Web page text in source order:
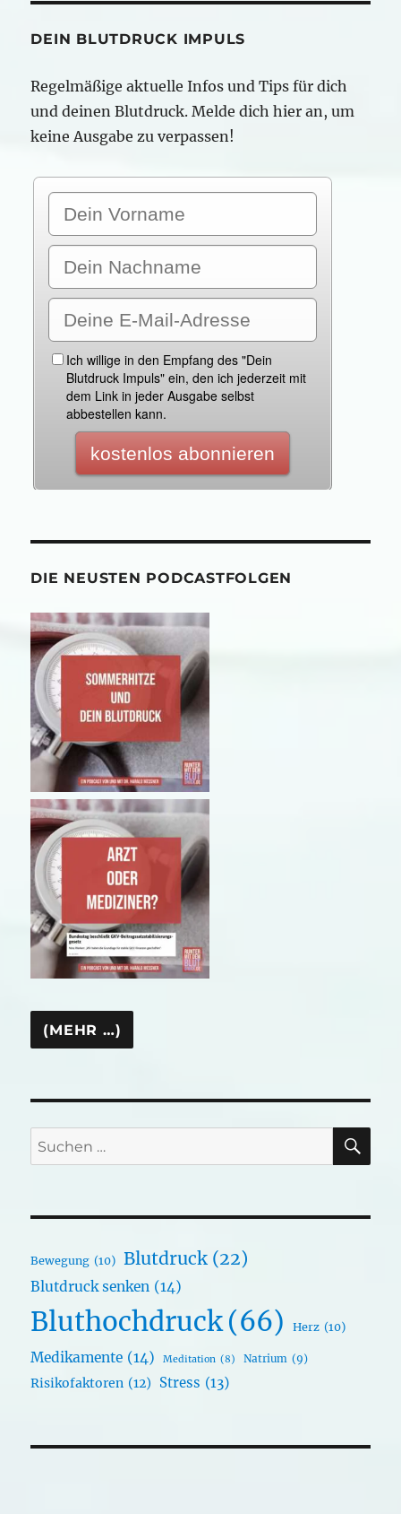
DEIN BLUTDRUCK IMPULS
Regelmäßige aktuelle Infos und Tips für dich
und deinen Blutdruck. Melde dich hier an, um
keine Ausgabe zu verpassen!
DIE NEUSTEN PODCASTFOLGEN
Suchen
nach:
Bewegung (10) Blutdruck (22)
Blutdruck senken (14)
Bluthochdruck(66) Herz (10)
Medikamente (14) Meditation (8) Natrium (9)
Risikofaktoren (12) Stress (13)